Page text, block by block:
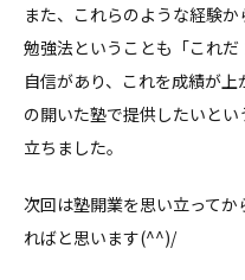
また、これらのような経験
勉強法ということも「これ
自信があり、これを成績が
の開いた塾で提供したいと
立ちました。
次回は塾開業を思い立って
ればと思います(^^)/